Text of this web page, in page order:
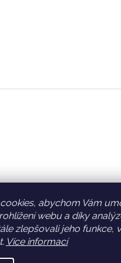
abychom Vám
webu a díky
zlepšovali jeho funkce,
Více informací
Facebook